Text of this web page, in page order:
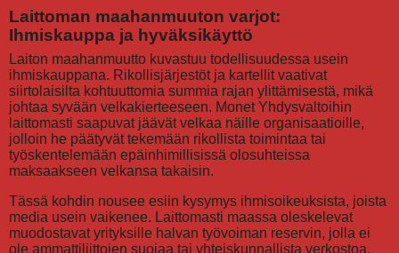
Laittoman maahanmuuton varjot:
Ihmiskauppa ja hyväksikäyttö
Laiton maahanmuutto kuvastuu todellisuudessa usein
ihmiskauppana. Rikollisjärjestöt ja kartellit vaativat
siirtolaisilta kohtuuttomia summia rajan ylittämisestä, mikä
johtaa syvään velkakierteeseen. Monet Yhdysvaltoihin
laittomasti saapuvat jäävät velkaa näille organisaatioille,
jolloin he päätyvät tekemään rikollista toimintaa tai
työskentelemään epäinhimillisissä olosuhteissa
maksaakseen velkansa takaisin.
Tässä kohdin nousee esiin kysymys ihmisoikeuksista, joista
media usein vaikenee. Laittomasti maassa oleskelevat
muodostavat yrityksille halvan työvoiman reservin, jolla ei
ole ammattiliittojen suojaa tai yhteiskunnallista verkostoa.